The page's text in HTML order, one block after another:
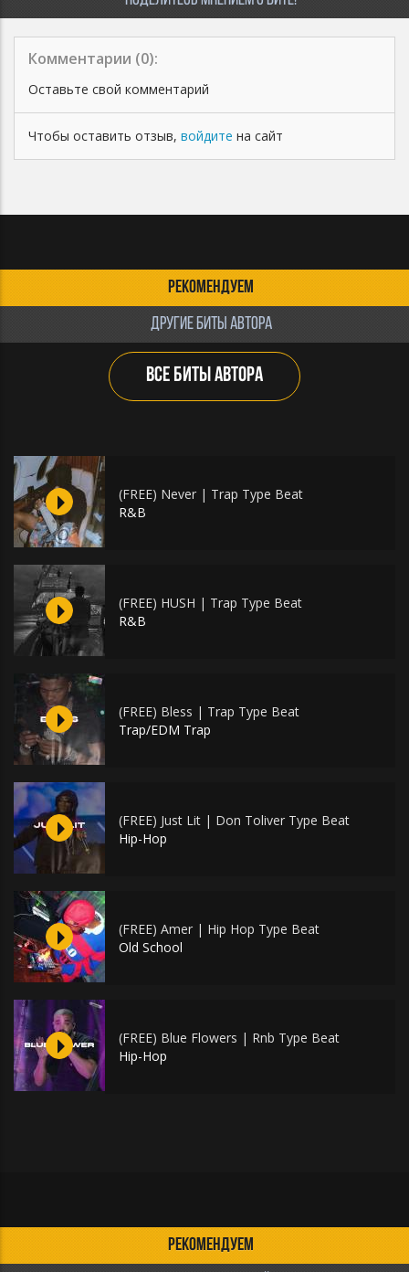
Комментарии (0):
Оставьте свой комментарий
Чтобы оставить отзыв, войдите на сайт
РЕКОМЕНДУЕМ
ДРУГИЕ БИТЫ АВТОРА
ВСЕ БИТЫ АВТОРА
(FREE) Never | Trap Type Beat
R&B
(FREE) HUSH | Trap Type Beat
R&B
(FREE) Bless | Trap Type Beat
Trap/EDM Trap
(FREE) Just Lit | Don Toliver Type Beat
Hip-Hop
(FREE) Amer | Hip Hop Type Beat
Old School
(FREE) Blue Flowers | Rnb Type Beat
Hip-Hop
РЕКОМЕНДУЕМ